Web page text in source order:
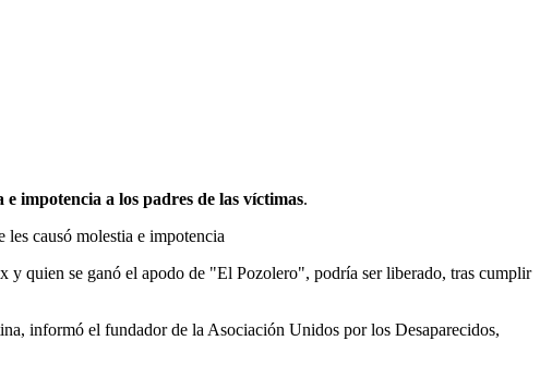
e impotencia a los padres de las víctimas.
causó molestia e impotencia
y quien se ganó el apodo de "El Pozolero", podría ser liberado, tras cumplir
informó el fundador de la Asociación Unidos por los Desaparecidos,